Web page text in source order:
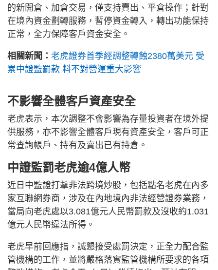
的新開倉、加倉交易，僅支持賣出、平倉操作；針對
在境內資金劃轉服務，暫停資金轉入，轉出功能保持
正常，全力保障客戶資金安全。
相關新聞： 老虎證券首季經調整轉蝕2380萬美元 受
累中證監罰款 料不對營運重大影響
不影響全體客戶資產安全
老虎表示，本次調整不會影響為存量投資者在境外提
供服務，亦不影響全體客戶現有資產安全，客戶可正
常查詢帳戶、持有及賣出已有持倉。
中證監罰老虎逾4億人幣
近日中監證打擊非法跨境炒股，包括點名老虎在內多
家互聯網券商，涉及在內地境內非法經營證券業務，
當局向老虎處以3.081億元人民幣罰款及沒收約1.031
億元人民幣違法所得。
老虎早前回應指，誠懇接受處罰決定，正全力配合監
管機構的工作，並將嚴格落實監管機構所要求的各項